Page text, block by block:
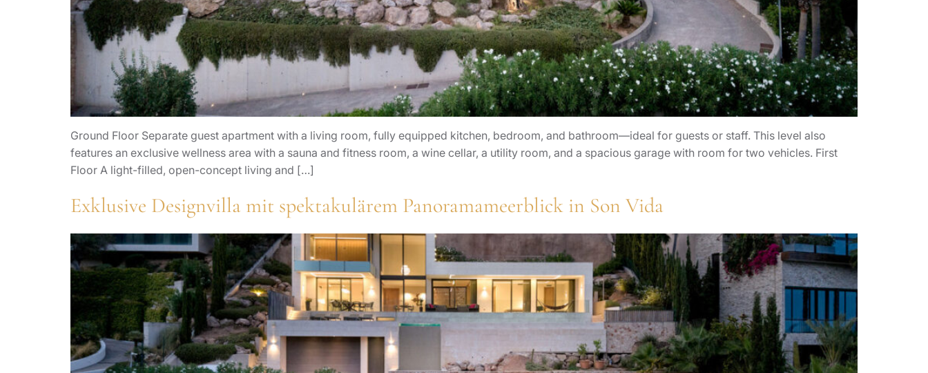
Ground Floor Separate guest apartment with a living room, fully equipped kitchen, bedroom, and bathroom—ideal for guests or staff. This level also
features an exclusive wellness area with a sauna and fitness room, a wine cellar, a utility room, and a spacious garage with room for two vehicles. First
Floor A light-filled, open-concept living and […]
Exklusive Designvilla mit spektakulärem Panoramameerblick in Son Vida